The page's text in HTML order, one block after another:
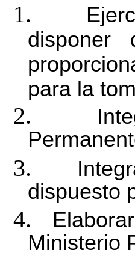
1.
para la
2.
3.
dispuesto
4.
Ministerio